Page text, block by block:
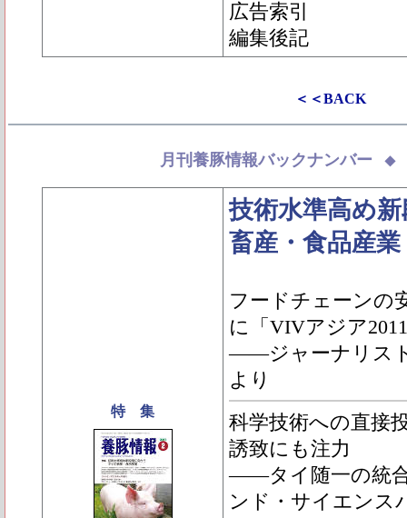
広告索引
編集後記
＜＜BACK
月刊養豚情報バックナンバー ◆
特 集
技術水準高め
畜産・食品産業
フードチェーンの
に「VIVアジア
――ジャーナリス
より
科学技術への直接
誘致にも注力
――タイ随一の統
ンド・サイエンス